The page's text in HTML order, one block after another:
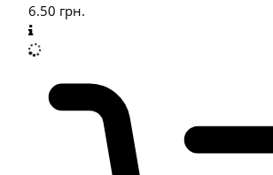
6.50 грн.